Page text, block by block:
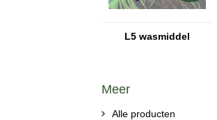
L5 wasmiddel
Meer
Alle producten